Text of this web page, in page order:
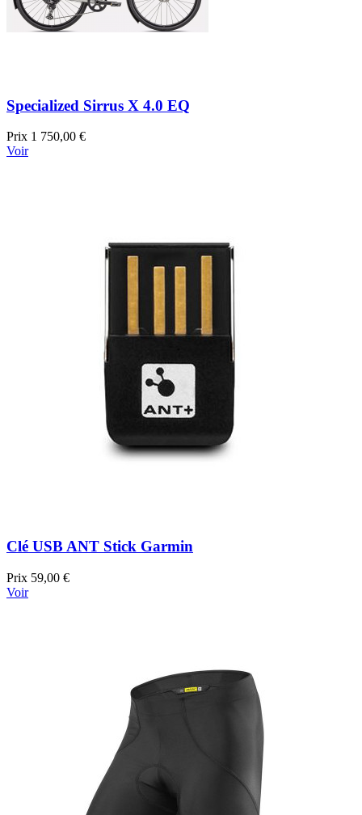
Specialized Sirrus X 4.0 EQ
Prix 1 750,00 €
Voir
Clé USB ANT Stick Garmin
Prix 59,00 €
Voir